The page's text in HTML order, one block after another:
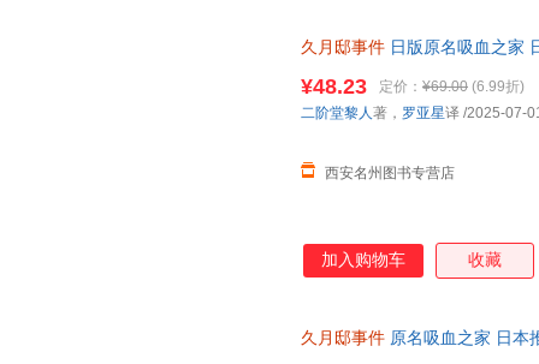
久月邸事件 日版原名吸血之家
¥48.23 定价： ¥69.00 (6.99折)
西安名州图书专营店
二阶堂黎人著， 罗亚星译 /2025-07-
加入购物车 收藏
久月邸事件 原名吸血之家 日本